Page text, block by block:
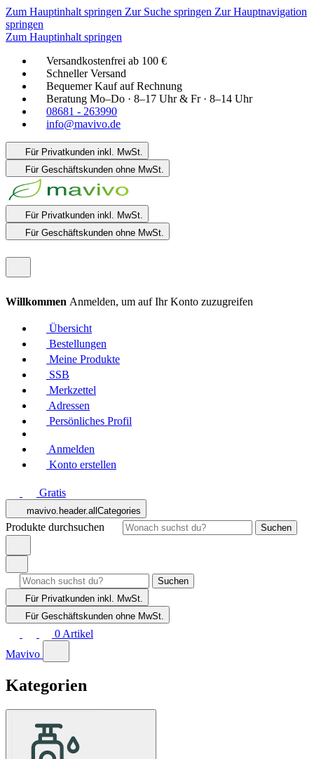
Zum Hauptinhalt springen Zur Suche springen Zur Hauptnavigation
springen
Zum Hauptinhalt springen
Versandkostenfrei ab 100 €
Schneller Versand
Bequemer Kauf auf Rechnung
Beratung Mo–Do · 8–17 Uhr & Fr · 8–14 Uhr
08681 - 263990
info@mavivo.de
Für Privatkunden inkl. MwSt.
Für Geschäftskunden ohne MwSt.
Für Privatkunden inkl. MwSt.
Für Geschäftskunden ohne MwSt.
Willkommen Anmelden, um auf Ihr Konto zuzugreifen
Übersicht
Bestellungen
Meine Produkte
SSB
Merkzettel
Adressen
Persönliches Profil
Anmelden
Konto erstellen
Gratis
mavivo.header.allCategories
Produkte durchsuchen Suchen
Suchen
Für Privatkunden inkl. MwSt.
Für Geschäftskunden ohne MwSt.
0 Artikel
Mavivo
Kategorien